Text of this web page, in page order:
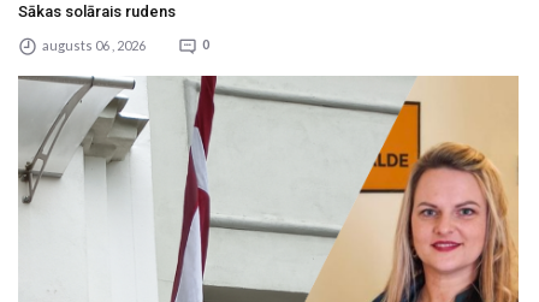
Sākas solārais rudens
augusts 06 , 2026 0